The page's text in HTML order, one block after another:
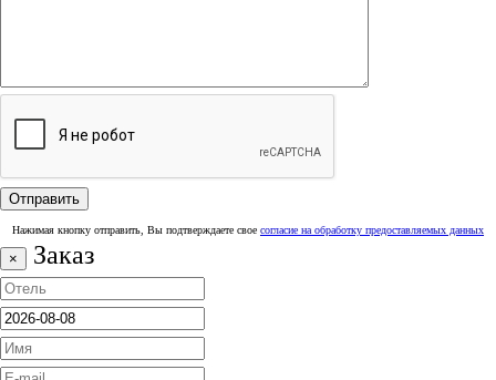
Нажимая кнопку отправить, Вы подтверждаете свое согласие на обработку предоставляемых данных
× Заказ